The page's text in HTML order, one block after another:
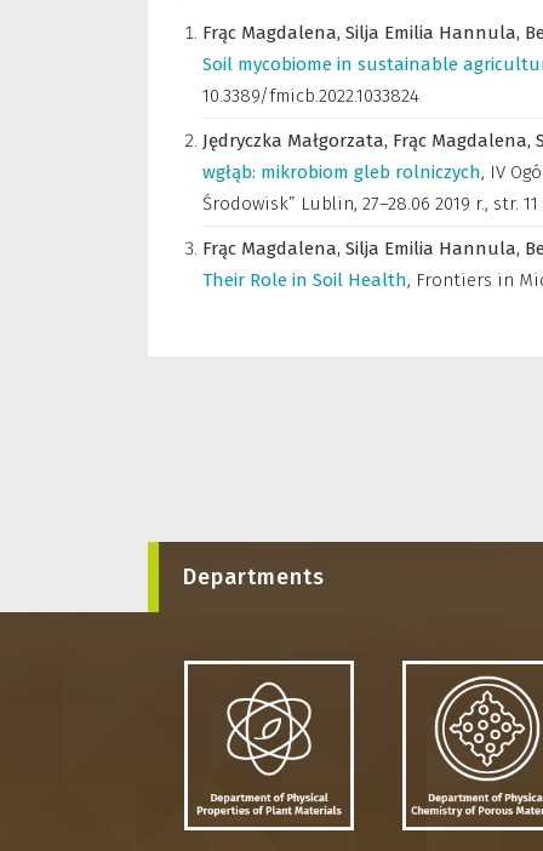
Frąc Magdalena, Silja Emilia Hannula,
Soil mycobiome in sustainable
10.3389/fmicb.2022.1033824
Jędryczka Małgorzata, Frąc Magdalena,
wgłąb: mikrobiom gleb rolniczych, IV
Środowisk” Lublin, 27–28.06 2019 r., str. 11
Frąc Magdalena, Silja Emilia Hannula,
Their Role in Soil Health, Frontiers in
Departments